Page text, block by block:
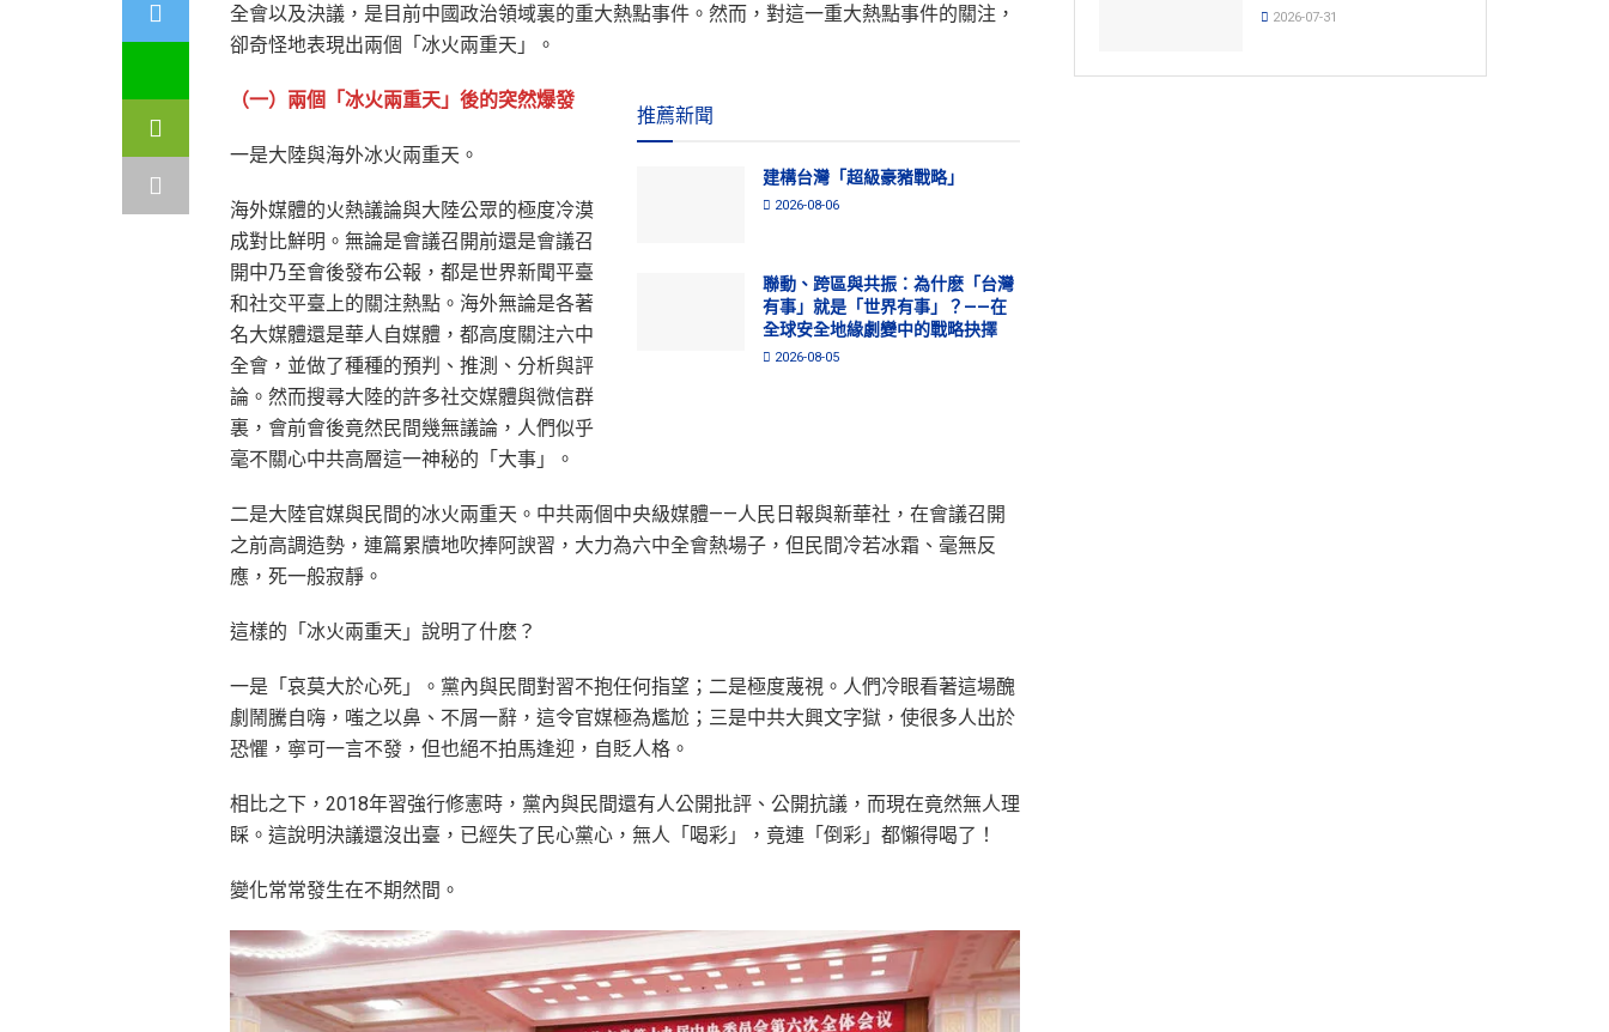
全會以及決議，是目前中國政治領域裏的重大熱點事件。然而，對這一重大熱點事件的關注，
卻奇怪地表現出兩個「冰火兩重天」。
推薦新聞
建構台灣「超級豪豬戰略」
2026-08-06
聯動、跨區與共振：為什麽「台灣
有事」就是「世界有事」？——在
全球安全地緣劇變中的戰略抉擇
2026-08-05
（一）兩個「冰火兩重天」後的突然爆發
一是大陸與海外冰火兩重天。
海外媒體的火熱議論與大陸公眾的極度冷漠
成對比鮮明。無論是會議召開前還是會議召
開中乃至會後發布公報，都是世界新聞平臺
和社交平臺上的關注熱點。海外無論是各著
名大媒體還是華人自媒體，都高度關注六中
全會，並做了種種的預判、推測、分析與評
論。然而搜尋大陸的許多社交媒體與微信群
裏，會前會後竟然民間幾無議論，人們似乎
毫不關心中共高層這一神秘的「大事」。
二是大陸官媒與民間的冰火兩重天。中共兩個中央級媒體——人民日報與新華社，在會議召開
之前高調造勢，連篇累牘地吹捧阿諛習，大力為六中全會熱場子，但民間冷若冰霜、毫無反
應，死一般寂靜。
這樣的「冰火兩重天」說明了什麽？
一是「哀莫大於心死」。黨內與民間對習不抱任何指望；二是極度蔑視。人們冷眼看著這場醜
劇鬧騰自嗨，嗤之以鼻、不屑一辭，這令官媒極為尷尬；三是中共大興文字獄，使很多人出於
恐懼，寧可一言不發，但也絕不拍馬逢迎，自貶人格。
相比之下，2018年習強行修憲時，黨內與民間還有人公開批評、公開抗議，而現在竟然無人理
睬。這說明決議還沒出臺，已經失了民心黨心，無人「喝彩」，竟連「倒彩」都懶得喝了！
變化常常發生在不期然間。
2026-07-31